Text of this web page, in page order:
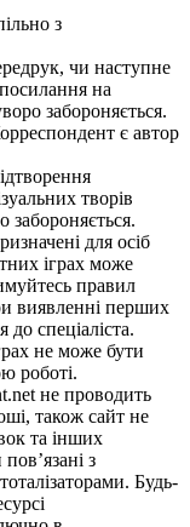
з
чи наступне
на
забороняється.
є автор
творів
забороняється.
для осіб
іграх може
правил
виявленні перших
до спеціаліста.
не може бути
роботі.
не проводить
також сайт не
та інших
з
Будь-